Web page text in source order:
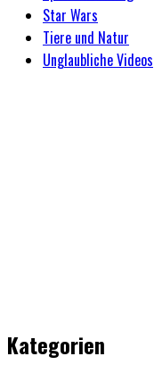
Star Wars
Tiere und Natur
Unglaubliche Videos
Kategorien